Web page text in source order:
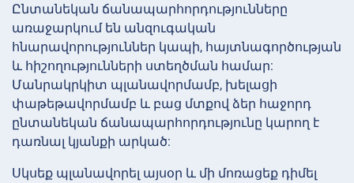
Ընտանեկան ճանապարհորդությունները
առաջարկում են անզուգական
հնարավորություններ կապի, հայտնագործության
և հիշողությունների ստեղծման համար:
Մանրակրկիտ պլանավորմամբ, խելացի
փաթեթավորմամբ և բաց մտքով ձեր հաջորդ
ընտանեկան ճանապարհորդությունը կարող է
դառնալ կյանքի արկած:
Սկսեք պլանավորել այսօր և մի մոռացեք դիմել